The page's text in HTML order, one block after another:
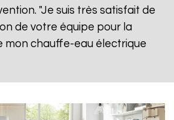
"Je suis très satisfait de
de votre équipe pour la
mon chauffe-eau électrique